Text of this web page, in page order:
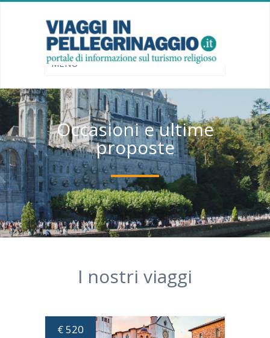
Occasioni e ultime
proposte
I nostri viaggi
€ 520